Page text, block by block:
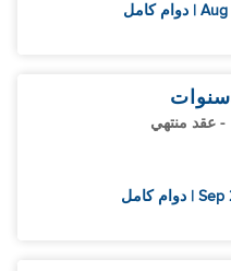
سنوات
- عقد منتهي